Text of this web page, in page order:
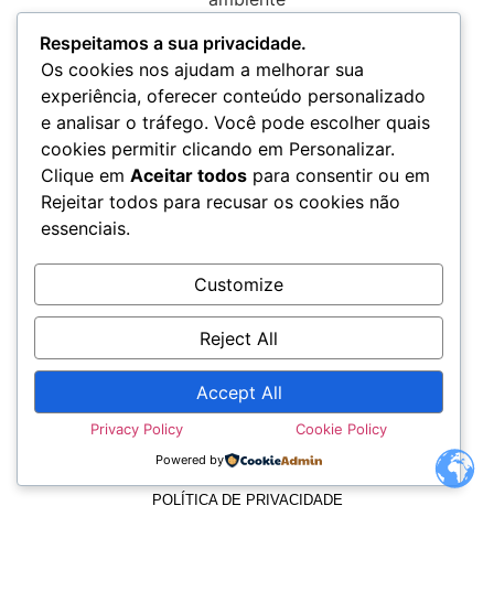
TERMOS E CONDIÇÕES
POLÍTICA DE PRIVACIDADE
Respeitamos a sua privacidade.
Os cookies nos ajudam a melhorar sua
experiência, oferecer conteúdo personalizado
e analisar o tráfego. Você pode escolher quais
cookies permitir clicando em Personalizar.
Clique em Aceitar todos para consentir ou em
Rejeitar todos para recusar os cookies não
essenciais.
Customize
Reject All
Accept All
Privacy Policy Cookie Policy
Powered by